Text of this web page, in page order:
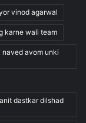
vinod agarwal
karne wali team
avom unki
dastkar dilshad